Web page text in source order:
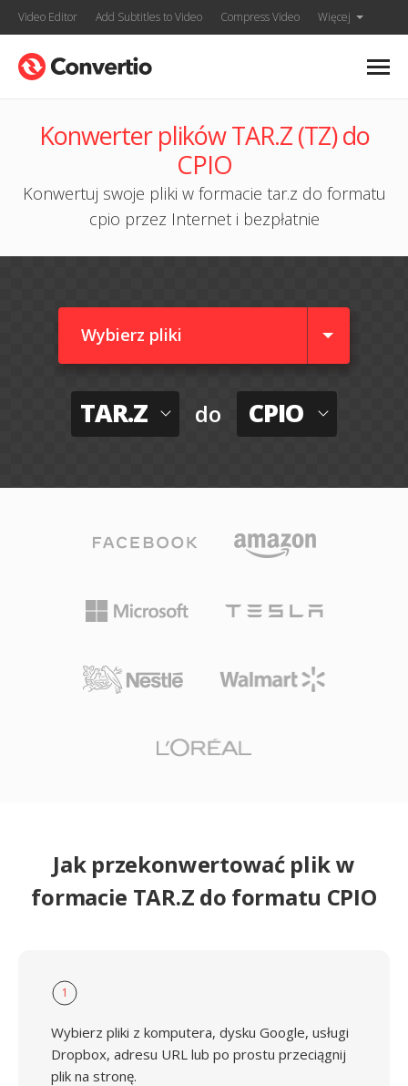
Video Editor Add Subtitles to Video Compress Video Więcej
Konwerter plików TAR.Z (TZ) do
CPIO
Konwertuj swoje pliki w formacie tar.z do formatu
cpio przez Internet i bezpłatnie
Wybierz pliki
TAR.Z do CPIO
Jak przekonwertować plik w
formacie TAR.Z do formatu CPIO
1
Wybierz pliki z komputera, dysku Google, usługi
Dropbox, adresu URL lub po prostu przeciągnij
plik na stronę.